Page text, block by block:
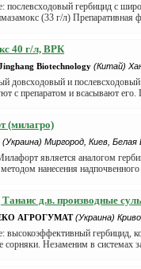
послевсходовый гербицид с
(33 г/л)
40 г/л, ВРК
Biotechnology (Китай)
довсходовый и
с препаратом и всасывают
(милагро)
(Украина) Миргород, Киев,
является аналогом
нанесения
Танаис д.в. производные
АГРОГУМАТ (Украина)
высокоэффективный гербицид,
сорняки. Незаменим в системах